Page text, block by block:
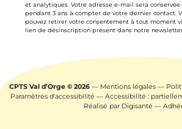
et analytiques. Votre adresse e-mail sera conservée
pendant 3 ans à compter de votre dernier contact.
pouvez retirer votre consentement à tout moment
lien de désinscription présent dans notre
CPTS Val d’Orge © 2026 — Mentions légales —
Paramètres d'accessibilité — Accessibilité :
Réalisé par Digisanté —